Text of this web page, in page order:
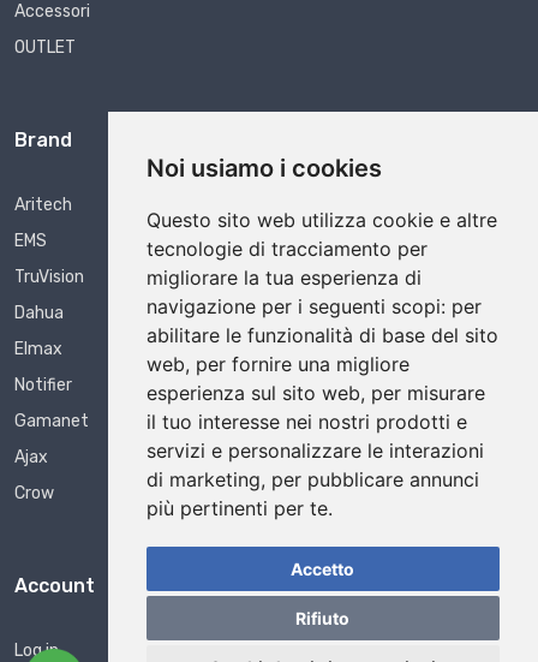
Noi usiamo i cookies
Questo sito web utilizza cookie e altre
tecnologie di tracciamento per
migliorare la tua esperienza di
navigazione per i seguenti scopi: per
abilitare le funzionalità di base del sito
web, per fornire una migliore
esperienza sul sito web, per misurare
il tuo interesse nei nostri prodotti e
servizi e personalizzare le interazioni
di marketing, per pubblicare annunci
più pertinenti per te.
Accetto
Rifiuto
Accessori
OUTLET
Brand
Aritech
EMS
TruVision
Dahua
Elmax
Notifier
Gamanet
Ajax
Crow
Account
Log in